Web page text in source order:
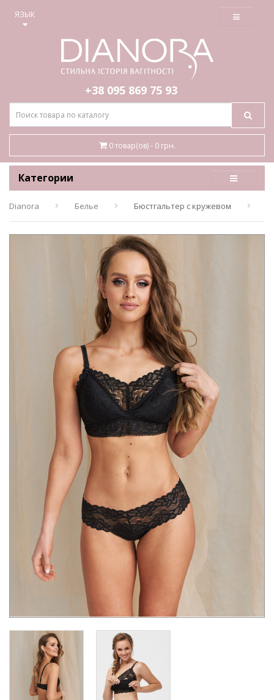
ЯЗЫК ≡
+38 095 869 75 93
0 товар(ов) - 0 грн.
Категории
Dianora Белье Бюстгальтер с кружевом